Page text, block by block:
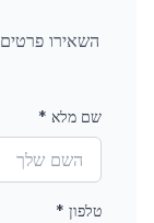
השאירו
שם מלא *
טלפון *